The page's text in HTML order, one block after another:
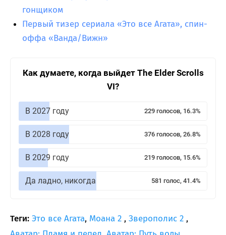
гонщиком
Первый тизер сериала «Это все Агата», спин-
оффа «Ванда/Вижн»
Как думаете, когда выйдет The Elder Scrolls
VI?
В 2027 году 229 голосов, 16.3%
В 2028 году 376 голосов, 26.8%
В 2029 году 219 голосов, 15.6%
Да ладно, никогда 581 голос, 41.4%
Теги: Это все Агата, Моана 2 , Зверополис 2 ,